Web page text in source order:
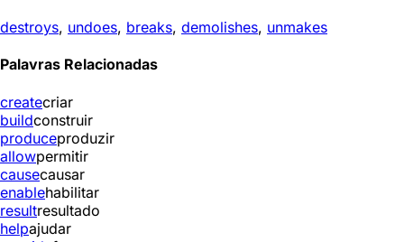
destroys, undoes, breaks, demolishes, unmakes
Palavras Relacionadas
createcriar
buildconstruir
produceproduzir
allowpermitir
causecausar
enablehabilitar
resultresultado
helpajudar